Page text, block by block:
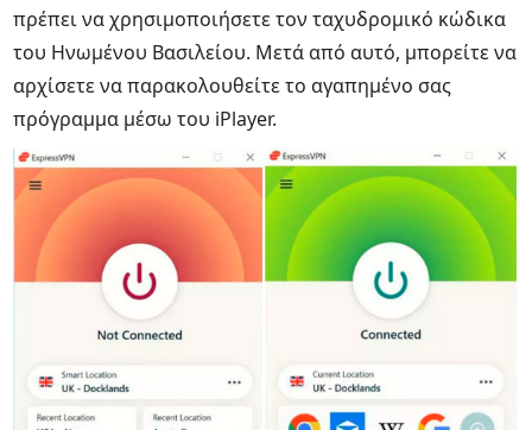
πρέπει να χρησιμοποιήσετε τον ταχυδρομικό κώδικα
του Ηνωμένου Βασιλείου. Μετά από αυτό, μπορείτε να
αρχίσετε να παρακολουθείτε το αγαπημένο σας
πρόγραμμα μέσω του iPlayer.